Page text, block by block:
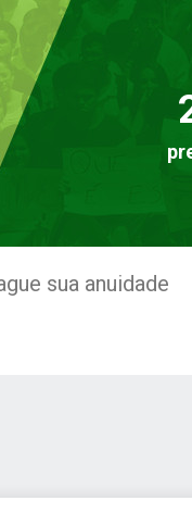
sua anuidade